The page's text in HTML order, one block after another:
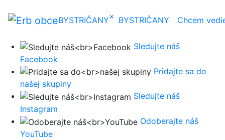
BYSTRIČANY× BYSTRIČANY Chcem
Sledujte náš
Facebook
Pridajte sa do
našej skupiny
Sledujte náš
Instagram
Odoberajte náš
YouTube